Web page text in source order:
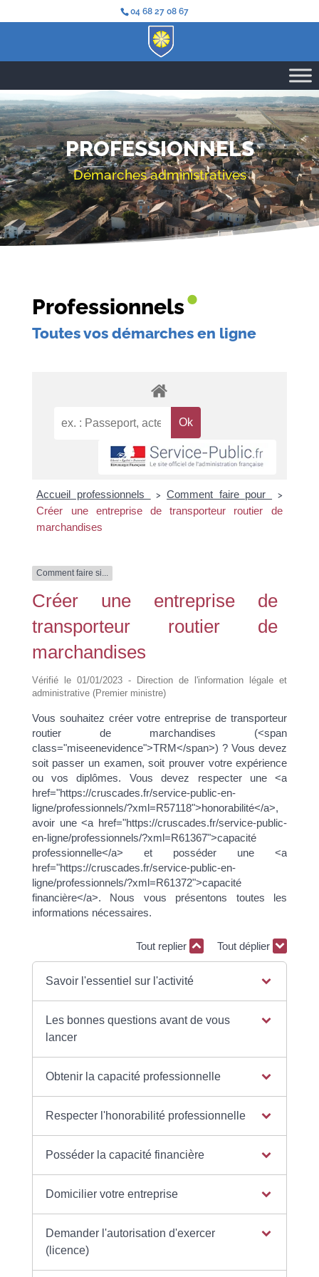
04 68 27 08 67
PROFESSIONNELS
Démarches administratives
Professionnels•
Toutes vos démarches en ligne
Accueil professionnels > Comment faire pour >
Créer une entreprise de transporteur routier de
marchandises
Comment faire si...
Créer une entreprise de
transporteur routier de
marchandises
Vérifié le 01/01/2023 - Direction de l'information légale et
administrative (Premier ministre)
Vous souhaitez créer votre entreprise de transporteur
routier de marchandises (<span
class="miseenevidence">TRM</span>) ? Vous devez
soit passer un examen, soit prouver votre expérience
ou vos diplômes. Vous devez respecter une <a
href="https://cruscades.fr/service-public-en-
ligne/professionnels/?xml=R57118">honorabilité</a>,
avoir une <a href="https://cruscades.fr/service-public-
en-ligne/professionnels/?xml=R61367">capacité
professionnelle</a> et posséder une <a
href="https://cruscades.fr/service-public-en-
ligne/professionnels/?xml=R61372">capacité
financière</a>. Nous vous présentons toutes les
informations nécessaires.
Tout replier Tout déplier
Savoir l'essentiel sur l'activité
Les bonnes questions avant de vous
lancer
Obtenir la capacité professionnelle
Respecter l'honorabilité professionnelle
Posséder la capacité financière
Domicilier votre entreprise
Demander l'autorisation d'exercer
(licence)